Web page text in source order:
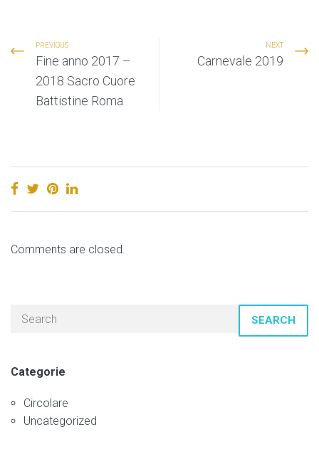
PREVIOUS
Fine anno 2017 –
2018 Sacro Cuore
Battistine Roma
NEXT
Carnevale 2019
Comments are closed.
SEARCH
Categorie
Circolare
Uncategorized